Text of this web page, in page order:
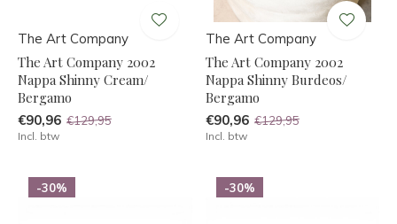
The Art Company
The Art Company 2002
Nappa Shinny Cream/
Bergamo
€90,96 €129,95
Incl. btw
The Art Company
The Art Company 2002
Nappa Shinny Burdeos/
Bergamo
€90,96 €129,95
Incl. btw
-30% -30%